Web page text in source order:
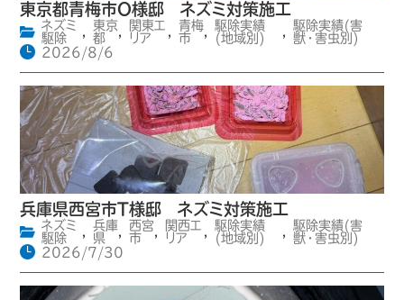
東京都青梅市O様邸 ネズミ対策施工
ネズミ
駆除
,
東京
都
,
関東エ
リア
,
青梅
市
,
駆除実績
(地域別)
,
駆除実績(害
獣・害虫別)
2026/8/6
兵庫県西宮市T様邸 ネズミ対策施工
ネズミ
駆除
,
兵庫
県
,
西宮
市
,
関西エ
リア
,
駆除実績
(地域別)
,
駆除実績(害
獣・害虫別)
2026/7/30